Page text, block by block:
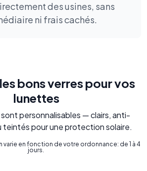
des usines, sans
ni frais cachés.
bons verres pour vos
lunettes
sont personnalisables — clairs, anti-
teintés pour une protection solaire.
en fonction de votre ordonnance: de 1 à 4
jours.